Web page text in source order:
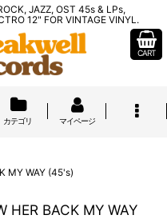
JAZZ, OST 45s & LPs,
12" FOR VINTAGE VINYL.
CART
カテゴリ マイページ
MY WAY (45's)
HER BACK MY WAY